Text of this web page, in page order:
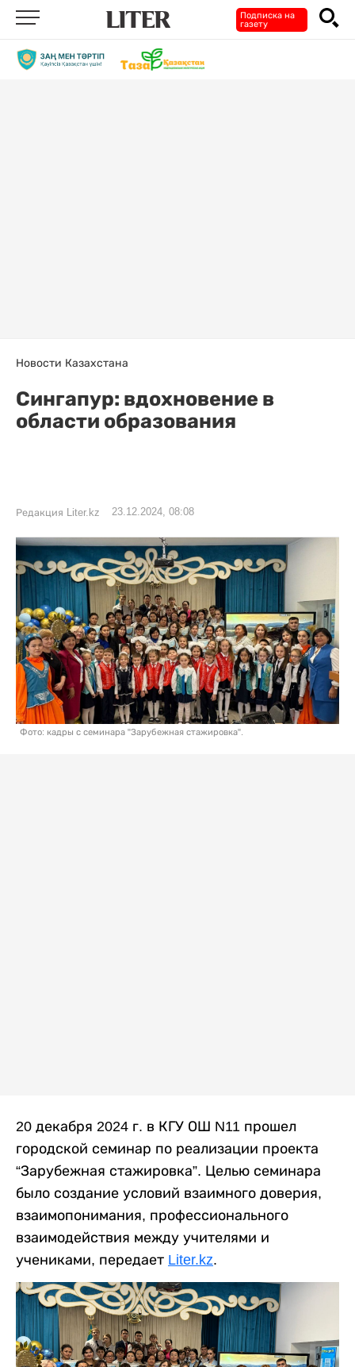
Подписка на
газету
Новости Казахстана
Сингапур: вдохновение в
области образования
Редакция Liter.kz 23.12.2024, 08:08
Фото: кадры с семинара "Зарубежная стажировка".
20 декабря 2024 г. в КГУ ОШ N11 прошел
городской семинар по реализации проекта
“Зарубежная стажировка”. Целью семинара
было создание условий взаимного доверия,
взаимопонимания, профессионального
взаимодействия между учителями и
учениками, передает Liter.kz.